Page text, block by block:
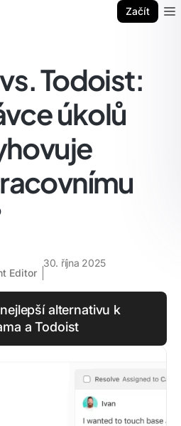
Začít
Todoist:
úkolů
Editor
30. října 2025
alternativu k
a Todoist